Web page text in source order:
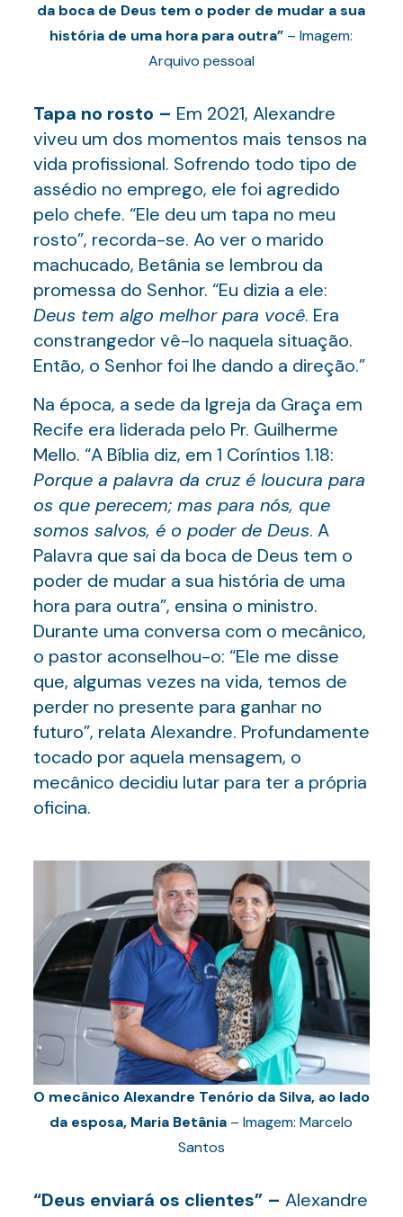
da boca de Deus tem o poder de mudar a sua
história de uma hora para outra” – Imagem:
Arquivo pessoal
Tapa no rosto – Em 2021, Alexandre
viveu um dos momentos mais tensos na
vida profissional. Sofrendo todo tipo de
assédio no emprego, ele foi agredido
pelo chefe. “Ele deu um tapa no meu
rosto”, recorda-se. Ao ver o marido
machucado, Betânia se lembrou da
promessa do Senhor. “Eu dizia a ele:
Deus tem algo melhor para você. Era
constrangedor vê-lo naquela situação.
Então, o Senhor foi lhe dando a direção.”
Na época, a sede da Igreja da Graça em
Recife era liderada pelo Pr. Guilherme
Mello. “A Bíblia diz, em 1 Coríntios 1.18:
Porque a palavra da cruz é loucura para
os que perecem; mas para nós, que
somos salvos, é o poder de Deus. A
Palavra que sai da boca de Deus tem o
poder de mudar a sua história de uma
hora para outra”, ensina o ministro.
Durante uma conversa com o mecânico,
o pastor aconselhou-o: “Ele me disse
que, algumas vezes na vida, temos de
perder no presente para ganhar no
futuro”, relata Alexandre. Profundamente
tocado por aquela mensagem, o
mecânico decidiu lutar para ter a própria
oficina.
O mecânico Alexandre Tenório da Silva, ao lado
da esposa, Maria Betânia – Imagem: Marcelo
Santos
“Deus enviará os clientes” – Alexandre